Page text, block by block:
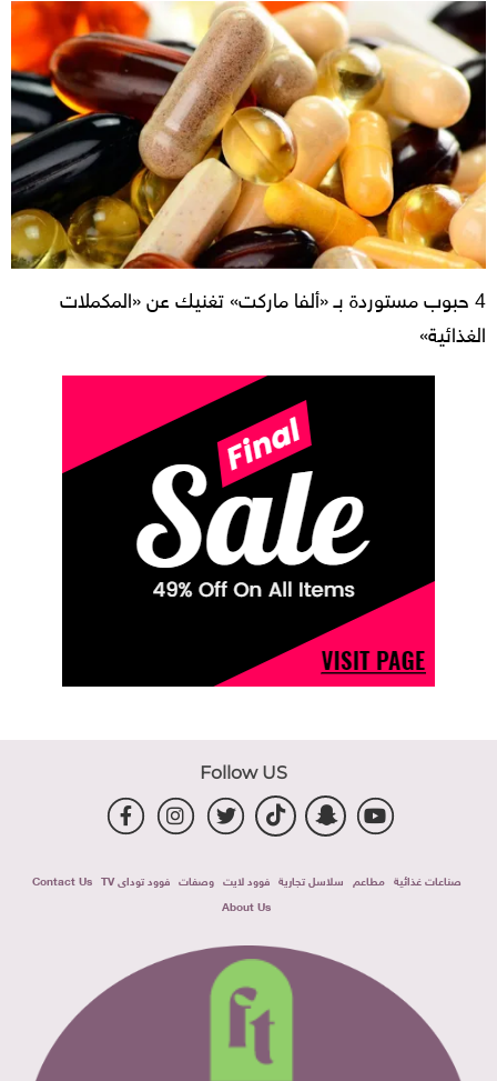
4 حبوب مستوردة بـ «ألفا ماركت» تغنيك عن «المكملات
الغذائية»
Follow US
صناعات غذائية مطاعم سلاسل تجارية فوود لايت وصفات فوود توداى TV
Contact Us
About Us